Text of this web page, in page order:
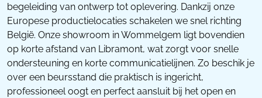
begeleiding van ontwerp tot oplevering. Dankzij onze
Europese productielocaties schakelen we snel richting
België. Onze showroom in Wommelgem ligt bovendien
op korte afstand van Libramont, wat zorgt voor snelle
ondersteuning en korte communicatielijnen. Zo beschik je
over een beursstand die praktisch is ingericht,
professioneel oogt en perfect aansluit bij het open en